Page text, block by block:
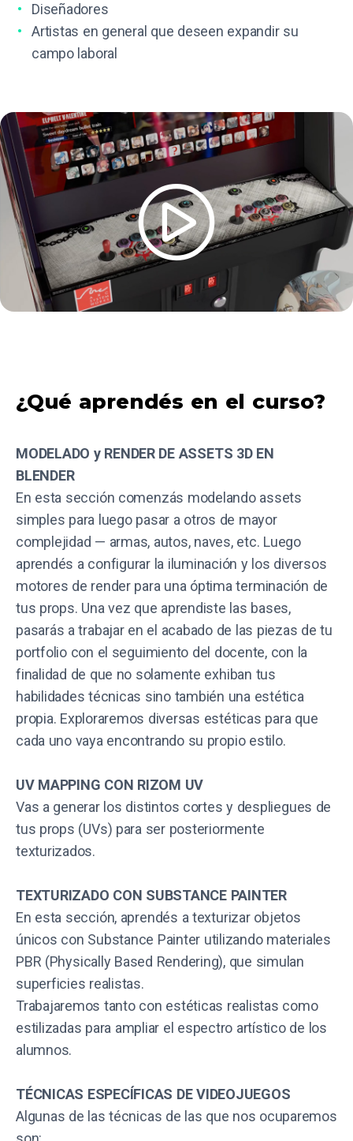
Diseñadores
Artistas en general que deseen expandir su
campo laboral
¿Qué aprendés en el curso?
MODELADO y RENDER DE ASSETS 3D EN
BLENDER
En esta sección comenzás modelando assets
simples para luego pasar a otros de mayor
complejidad — armas, autos, naves, etc. Luego
aprendés a configurar la iluminación y los diversos
motores de render para una óptima terminación de
tus props. Una vez que aprendiste las bases,
pasarás a trabajar en el acabado de las piezas de tu
portfolio con el seguimiento del docente, con la
finalidad de que no solamente exhiban tus
habilidades técnicas sino también una estética
propia. Exploraremos diversas estéticas para que
cada uno vaya encontrando su propio estilo.
UV MAPPING CON RIZOM UV
Vas a generar los distintos cortes y despliegues de
tus props (UVs) para ser posteriormente
texturizados.
TEXTURIZADO CON SUBSTANCE PAINTER
En esta sección, aprendés a texturizar objetos
únicos con Substance Painter utilizando materiales
PBR (Physically Based Rendering), que simulan
superficies realistas.
Trabajaremos tanto con estéticas realistas como
estilizadas para ampliar el espectro artístico de los
alumnos.
TÉCNICAS ESPECÍFICAS DE VIDEOJUEGOS
Algunas de las técnicas de las que nos ocuparemos